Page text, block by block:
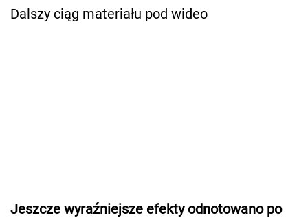
Dalszy ciąg materiału pod wideo
Jeszcze wyraźniejsze efekty odnotowano po